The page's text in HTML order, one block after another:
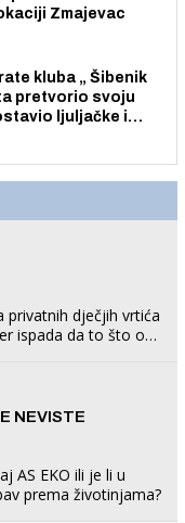
Zmajevac
kluba „ Šibenik
pretvorio svoju
ljuljačke i
privatnih dječjih vrtića
ispada da to što oni
NEVISTE
AS EKO ili je li u
prema životinjama?